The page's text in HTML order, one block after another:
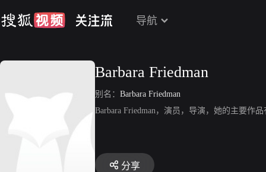
导航
Barbara Friedman
别名： Barbara Friedman
Barbara Friedman，演员，导演，她的主要作品
分享